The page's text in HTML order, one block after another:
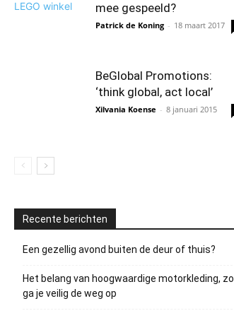
mee gespeeld?
Patrick de Koning - 18 maart 2017
BeGlobal Promotions:
‘think global, act local’
Xilvania Koense - 8 januari 2015
Recente berichten
Een gezellig avond buiten de deur of thuis?
Het belang van hoogwaardige motorkleding, zo
ga je veilig de weg op